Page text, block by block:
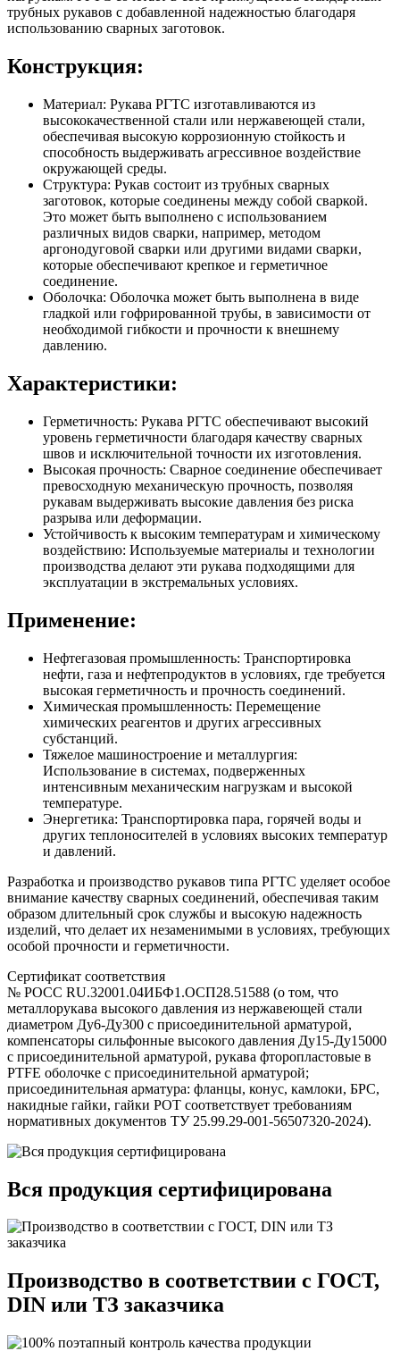
трубных рукавов с добавленной надежностью благодаря
использованию сварных заготовок.
Конструкция:
Материал: Рукава РГТС изготавливаются из
высококачественной стали или нержавеющей стали,
обеспечивая высокую коррозионную стойкость и
способность выдерживать агрессивное воздействие
окружающей среды.
Структура: Рукав состоит из трубных сварных
заготовок, которые соединены между собой сваркой.
Это может быть выполнено с использованием
различных видов сварки, например, методом
аргонодуговой сварки или другими видами сварки,
которые обеспечивают крепкое и герметичное
соединение.
Оболочка: Оболочка может быть выполнена в виде
гладкой или гофрированной трубы, в зависимости от
необходимой гибкости и прочности к внешнему
давлению.
Характеристики:
Герметичность: Рукава РГТС обеспечивают высокий
уровень герметичности благодаря качеству сварных
швов и исключительной точности их изготовления.
Высокая прочность: Сварное соединение обеспечивает
превосходную механическую прочность, позволяя
рукавам выдерживать высокие давления без риска
разрыва или деформации.
Устойчивость к высоким температурам и химическому
воздействию: Используемые материалы и технологии
производства делают эти рукава подходящими для
эксплуатации в экстремальных условиях.
Применение:
Нефтегазовая промышленность: Транспортировка
нефти, газа и нефтепродуктов в условиях, где требуется
высокая герметичность и прочность соединений.
Химическая промышленность: Перемещение
химических реагентов и других агрессивных
субстанций.
Тяжелое машиностроение и металлургия:
Использование в системах, подверженных
интенсивным механическим нагрузкам и высокой
температуре.
Энергетика: Транспортировка пара, горячей воды и
других теплоносителей в условиях высоких температур
и давлений.
Разработка и производство рукавов типа РГТС уделяет особое
внимание качеству сварных соединений, обеспечивая таким
образом длительный срок службы и высокую надежность
изделий, что делает их незаменимыми в условиях, требующих
особой прочности и герметичности.
Сертификат соответствия
№ РОСС RU.32001.04ИБФ1.ОСП28.51588 (о том, что
металлорукава высокого давления из нержавеющей стали
диаметром Ду6-Ду300 с присоединительной арматурой,
компенсаторы сильфонные высокого давления Ду15-Ду15000
с присоединительной арматурой, рукава фторопластовые в
PTFE оболочке с присоединительной арматурой;
присоединительная арматура: фланцы, конус, камлоки, БРС,
накидные гайки, гайки РОТ соответствует требованиям
нормативных документов ТУ 25.99.29‑001‑56507320‑2024).
Вся продукция сертифицирована
Производство в соответствии с ГОСТ,
DIN или ТЗ заказчика